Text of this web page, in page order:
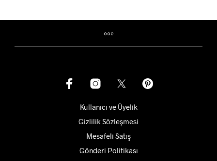
varyasyonu
var.
Kullanıcı ve Üyelik
Gizlilik Sözleşmesi
Mesafeli Satış
Gönderi Politikası